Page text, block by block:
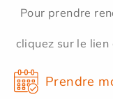
Pour prendre
cliquez sur le
Prendre